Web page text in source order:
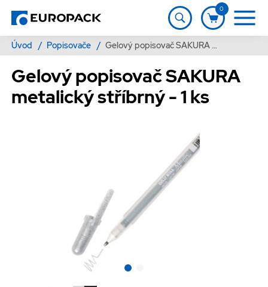
0
Úvod / Popisovače / Gelový popisovač SAKURA metalický stříbrný - 1 ks
Gelový popisovač SAKURA
metalický stříbrný - 1 ks